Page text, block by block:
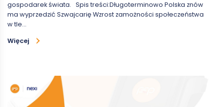
gospodarek świata. Spis treści:Długoterminowo Polska znów
ma wyprzedzić Szwajcarię Wzrost zamożności społeczeństwa
w tle…
Więcej